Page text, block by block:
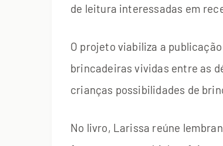
de leitura interessadas em
O projeto viabiliza a
brincadeiras vividas entre as
crianças possibilidades de
No livro, Larissa reúne